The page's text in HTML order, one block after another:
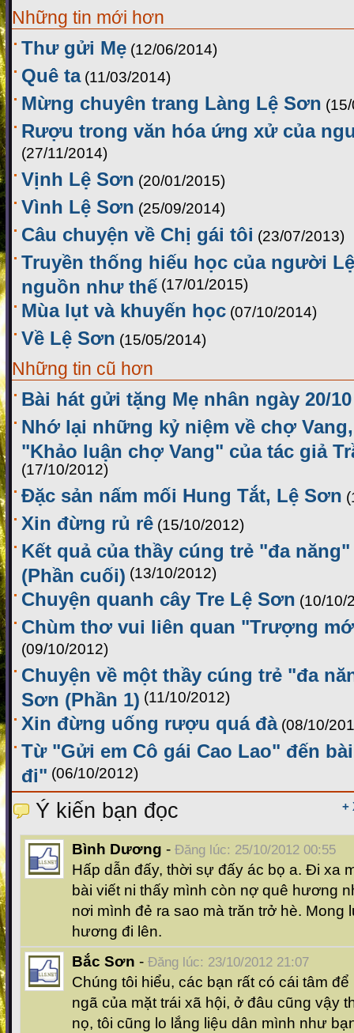
Những tin mới hơn
Thư gửi Mẹ (12/06/2014)
Quê ta (11/03/2014)
Mừng chuyên trang Làng Lệ Sơn
Rượu trong văn hóa ứng xử của
(27/11/2014)
Vịnh Lệ Sơn (20/01/2015)
Vình Lệ Sơn (25/09/2014)
Câu chuyện về Chị gái tôi (23/07/2013)
Truyền thống hiếu học của người
nguồn như thế (17/01/2015)
Mùa lụt và khuyến học (07/10/2014)
Về Lệ Sơn (15/05/2014)
Những tin cũ hơn
Bài hát gửi tặng Mẹ nhân ngày 20/10
Nhớ lại những kỷ niệm về chợ
"Khảo luận chợ Vang" của tác giả
(17/10/2012)
Đặc sản nấm mối Hung Tắt, Lệ Sơn
Xin đừng rủ rê (15/10/2012)
Kết quả của thầy cúng trẻ "đa
(Phần cuối) (13/10/2012)
Chuyện quanh cây Tre Lệ Sơn (10/10/
Chùm thơ vui liên quan "Trượng
(09/10/2012)
Chuyện về một thầy cúng trẻ "đa
Sơn (Phần 1) (11/10/2012)
Xin đừng uống rượu quá đà (08/10/
Từ "Gửi em Cô gái Cao Lao" đến
đi" (06/10/2012)
+
Ý kiến bạn đọc
Bình Dương - Đăng lúc: 25/10/2012 00:55
Hấp dẫn đấy, thời sự đấy ác bọ a. Đi xa
bài viết ni thấy mình còn nợ quê hương
nơi mình đẻ ra sao mà trăn trở hè. Mong
hương đi lên.
Bắc Sơn - Đăng lúc: 23/10/2012 21:07
Chúng tôi hiểu, các bạn rất có cái tâm
ngã của mặt trái xã hội, ở đâu cũng vậy
nọ, tôi cũng lo lắng liệu dân mình như